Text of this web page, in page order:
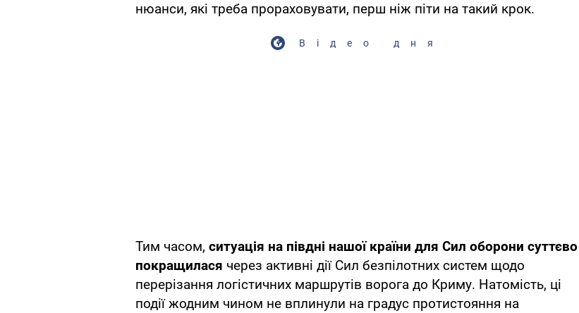
нюанси, які треба прораховувати, перш ніж піти на такий крок.
Відео дня
Тим часом, ситуація на півдні нашої країни для Сил оборони суттєво
покращилася через активні дії Сил безпілотних систем щодо
перерізання логістичних маршрутів ворога до Криму. Натомість, ці
події жодним чином не вплинули на градус протистояння на